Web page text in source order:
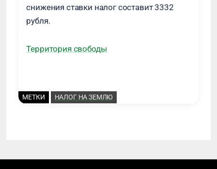
снижения ставки налог составит 3332
рубля.
Территория свободы
МЕТКИ НАЛОГ НА ЗЕМЛЮ